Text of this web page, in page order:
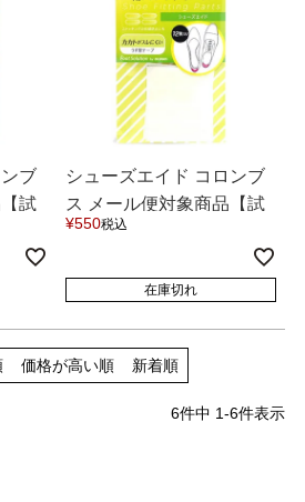
キッズ
ウェア
mooimooi -モーイモーイ-
flune -フリューン-
converse -コンバース-
ブ
試
シューズエイド コロンブ
ス メール便対象商品【試
着チケット対象外】
¥550税込
在庫切れ
価格が高い順 新着順
6件中 1-6件表示